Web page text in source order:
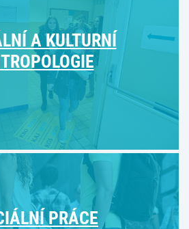
A KULTURNÍ
PRÁCE